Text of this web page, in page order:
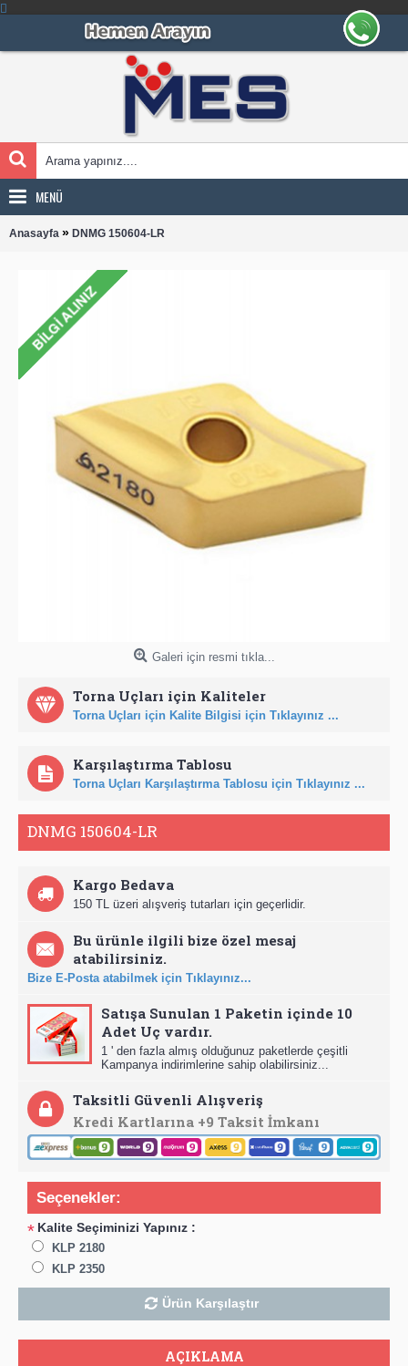
MENÜ
Anasayfa » DNMG 150604-LR
Galeri için resmi tıkla...
Torna Uçları için Kaliteler
Torna Uçları için Kalite Bilgisi için Tıklayınız ...
Karşılaştırma Tablosu
Torna Uçları Karşılaştırma Tablosu için Tıklayınız ...
DNMG 150604-LR
Kargo Bedava
150 TL üzeri alışveriş tutarları için geçerlidir.
Bu ürünle ilgili bize özel mesaj
atabilirsiniz.
Bize E-Posta atabilmek için Tıklayınız...
Satışa Sunulan 1 Paketin içinde 10
Adet Uç vardır.
1 ' den fazla almış olduğunuz paketlerde çeşitli
Kampanya indirimlerine sahip olabilirsiniz...
Taksitli Güvenli Alışveriş
Kredi Kartlarına +9 Taksit İmkanı
Seçenekler:
* Kalite Seçiminizi Yapınız :
KLP 2180
KLP 2350
Ürün Karşılaştır
AÇIKLAMA